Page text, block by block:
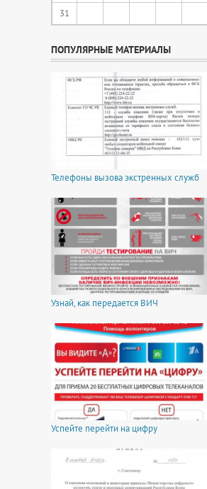
31
ПОПУЛЯРНЫЕ МАТЕРИАЛЫ
Телефоны вызова экстренных служб
Узнай, как передается ВИЧ
Успейте перейти на цифру